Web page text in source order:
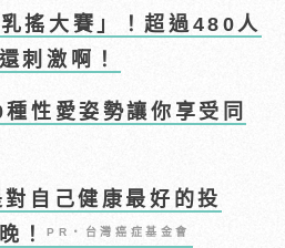
搖大賽」！超過480人
刺激啊！
性愛姿勢讓你享受同
自己健康最好的投
！PR・台灣癌症基金會